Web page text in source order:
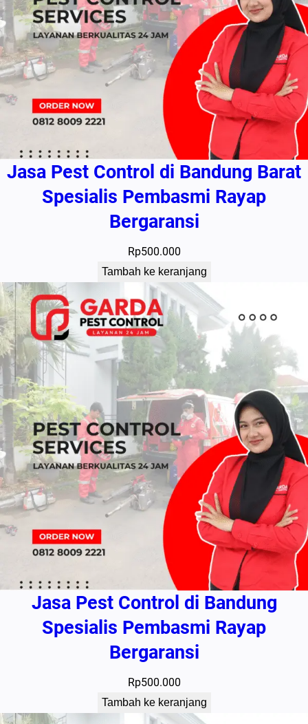
Jasa Pest Control di Bandung Barat
Spesialis Pembasmi Rayap
Bergaransi
Rp500.000
Tambah ke keranjang
Jasa Pest Control di Bandung
Spesialis Pembasmi Rayap
Bergaransi
Rp500.000
Tambah ke keranjang